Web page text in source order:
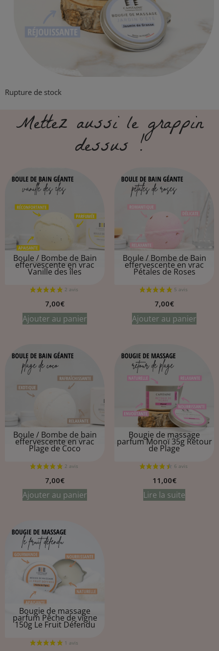
Rupture de stock
Mettez aussi le grappin
dessus !​
Boule / Bombe de Bain
effervescente en vrac
Vanille des îles
7,00€
Ajouter au panier
Boule / Bombe de Bain
effervescente en vrac
Pétales de Roses
7,00€
Ajouter au panier
Boule / Bombe de bain
effervescente en vrac
Plage de Coco
7,00€
Ajouter au panier
Bougie de massage
parfum Monoï 35gRetour
de Plage
11,00€
Lire la suite
Bougie de massage
parfum Pêche de vigne
150g Le Fruit Défendu